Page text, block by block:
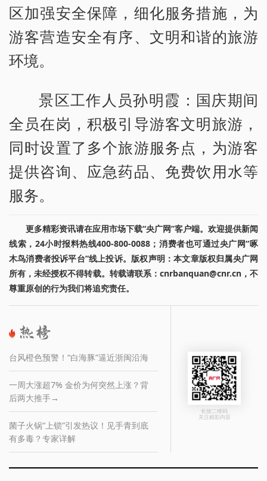
区加强安全保障，细化服务措施，为
游客营造安全有序、文明和谐的旅游
环境。
景区工作人员孙明霞：国庆期间
全员在岗，积极引导游客文明旅游，
同时设置了多个旅游服务点，为游客
提供咨询、应急药品、免费饮用水等
服务。
更多精彩资讯请在应用市场下载“央广网”客户端。欢迎提供新闻
线索，24小时报料热线400-800-0088；消费者也可通过央广网“啄
木鸟消费者投诉平台”线上投诉。版权声明：本文章版权归属央广网
所有，未经授权不得转载。转载请联系：cnrbanquan@cnr.cn，不
尊重原创的行为我们将追究责任。
台风橙色预警！“白海豚”逼近浙闽沿海
一周大涨超7% 金价为何突然上涨？背
后两大推手→
菌子火锅“上锁”引发热议！见手青到底
有多毒？专家详解
长按二维码
关注精彩内容